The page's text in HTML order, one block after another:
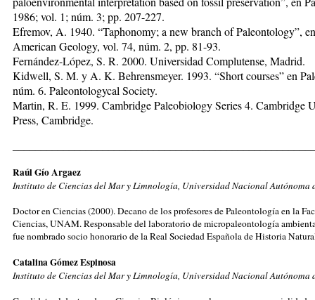
1986; vol. 1; núm. 3; pp. 207-227.
Efremov, A. 1940. “Taphonomy; a new branch of Paleontology”,
American Geology, vol. 74, núm. 2, pp. 81-93.
Fernández-López, S. R. 2000. Universidad Complutense, Madrid.
Kidwell, S. M. y A. K. Behrensmeyer. 1993. “Short courses” en
núm. 6. Paleontologycal Society.
Martin, R. E. 1999. Cambridge Paleobiology Series 4. Cambridge
Press, Cambridge.
Raúl Gío Argaez
Instituto de Ciencias del Mar y Limnología, Universidad Nacional Autónoma
Doctor en Ciencias (2000). Decano de los profesores de Paleontología en la
Ciencias, UNAM. Responsable del laboratorio de micropaleontología
fue nombrado socio honorario de la Real Sociedad Española de Historia
Catalina Gómez Espinosa
Instituto de Ciencias del Mar y Limnología, Universidad Nacional Autónoma